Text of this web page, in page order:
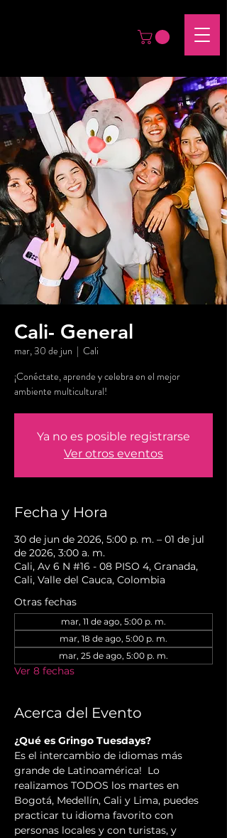
Cali- General
mar, 30 de jun
  |
Cali
¡Conéctate, aprende y celebra en el mejor
ambiente multicultural!
Ya no es posible registrarse
Ver otros eventos
Fecha y Hora
30 de jun de 2026, 5:00 p. m. – 01 de jul
de 2026, 3:00 a. m.
Cali, Av 6 N #16 - 08 PISO 4, Granada,
Cali, Valle del Cauca, Colombia
Otras fechas
mar, 11 de ago, 5:00 p. m.
mar, 18 de ago, 5:00 p. m.
mar, 25 de ago, 5:00 p. m.
Ver 8 fechas
Acerca del Evento
¿Qué es Gringo Tuesdays?
Es el intercambio de idiomas más
grande de Latinoamérica!  Lo
realizamos TODOS los martes en
Bogotá, Medellín, Cali y Lima, puedes
practicar tu idioma favorito con
personas locales y con turistas, y